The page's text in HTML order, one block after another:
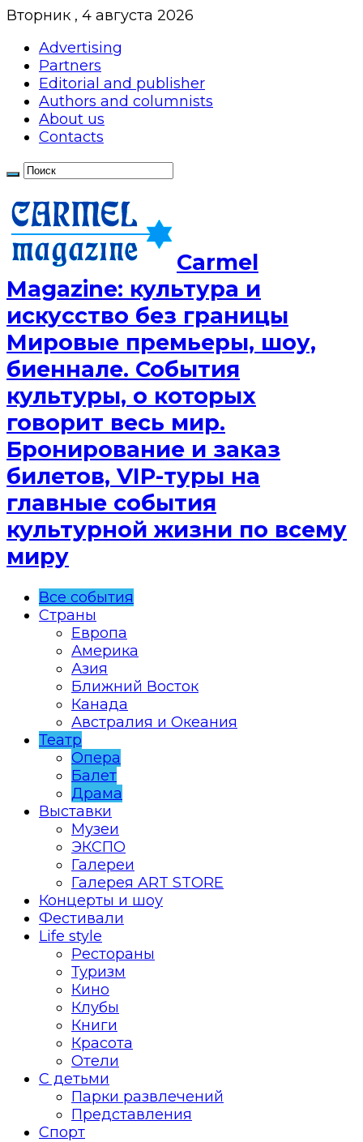
Вторник , 4 августа 2026
Advertising
Partners
Editorial and publisher
Authors and columnists
About us
Contacts
Сarmel
Magazine: культура и
искусство без границы
Мировые премьеры, шоу,
биеннале. События
культуры, о которых
говорит весь мир.
Бронирование и заказ
билетов, VIP-туры на
главные события
культурной жизни по всему
миру
Все события
Страны
Европа
Америка
Азия
Ближний Восток
Канада
Австралия и Океания
Театр
Опера
Балет
Драма
Выставки
Музеи
ЭКСПО
Галереи
Галерея ART STORE
Концерты и шоу
Фестивали
Life style
Рестораны
Туризм
Кино
Клубы
Книги
Красота
Отели
С детьми
Парки развлечений
Представления
Спорт